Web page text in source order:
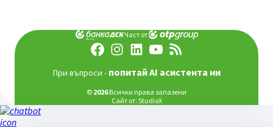
Част от:
При въпроси - попитай AI асистента ни
© 2026Всички права запазени
Сайт от: StudioX